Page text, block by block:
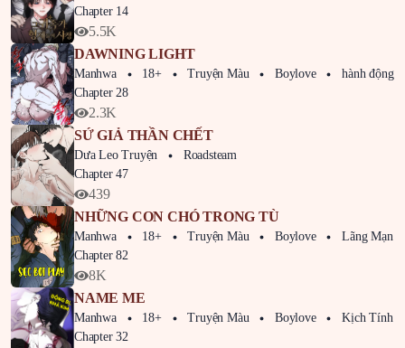
Chapter 14
5.5K
DAWNING LIGHT
Manhwa 18+ Truyện Màu Boylove
hành động
Chapter 28
2.3K
SỨ GIẢ THẦN CHẾT
Dưa Leo Truyện
Roadsteam
Chapter 47
439
NHỮNG CON CHÓ TRONG TÙ
Manhwa 18+ Truyện Màu Boylove
Lãng Mạn
Chapter 82
8K
NAME ME
Manhwa 18+ Truyện Màu Boylove
Kịch Tính
Chapter 32